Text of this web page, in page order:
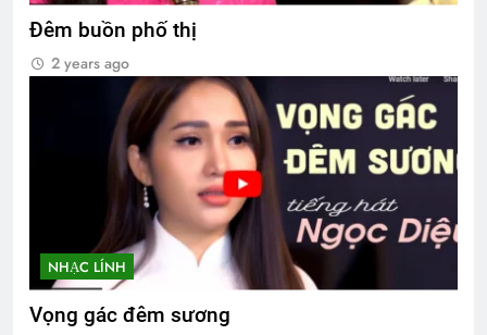
Đêm buồn phố thị
2 years ago
NHẠC LÍNH
Vọng gác đêm sương